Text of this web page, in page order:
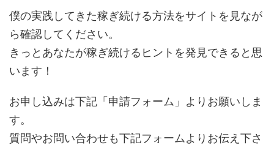
僕の実践してきた稼ぎ続ける方法をサイトを見なが
ら確認してください。
きっとあなたが稼ぎ続けるヒントを発見できると思
います！
お申し込みは下記「申請フォーム」よりお願いしま
す。
質問やお問い合わせも下記フォームよりお伝え下さ